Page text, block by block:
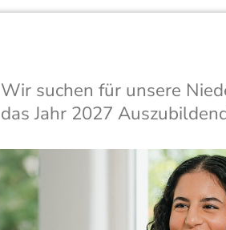
Wir suchen für unsere
das Jahr 2027